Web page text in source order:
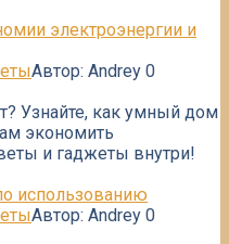
электроэнергии и
Автор: Andrey 0
Узнайте, как умный дом
экономить
и гаджеты внутри!
использованию
Автор: Andrey 0